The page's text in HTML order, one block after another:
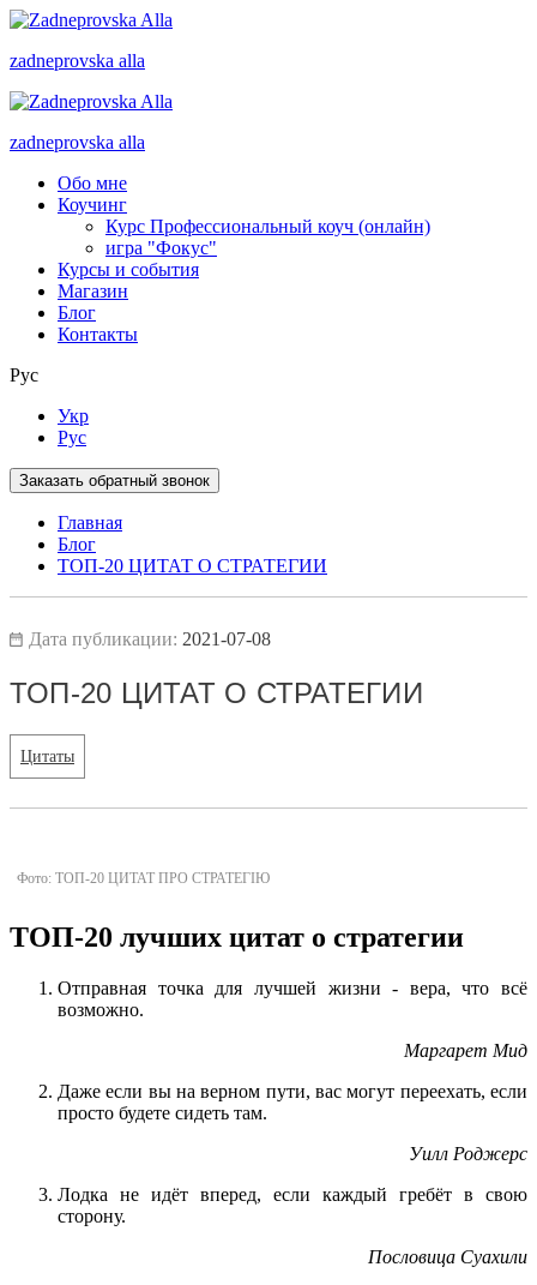
zadneprovska alla
zadneprovska alla
Обо мне
Коучинг
Курс Профессиональный коуч (онлайн)
игра "Фокус"
Курсы и события
Магазин
Блог
Контакты
Рус
Укр
Рус
Заказать обратный звонок
Главная
Блог
ТОП-20 ЦИТАТ О СТРАТЕГИИ
Дата публикации: 2021-07-08
ТОП-20 ЦИТАТ О СТРАТЕГИИ
Цитаты
Фото: ТОП-20 ЦИТАТ ПРО СТРАТЕГІЮ
ТОП-20 лучших цитат о стратегии
Отправная точка для лучшей жизни - вера, что всё
возможно.
Маргарет Мид
Даже если вы на верном пути, вас могут переехать, если
просто будете сидеть там.
Уилл Роджерс
Лодка не идёт вперед, если каждый гребёт в свою
сторону.
Пословица Суахили